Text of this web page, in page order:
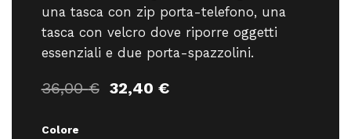
una tasca con zip porta-telefono, una
tasca con velcro dove riporre oggetti
essenziali e due porta-spazzolini.
36,00€ Il
32,40 €Il
Colore